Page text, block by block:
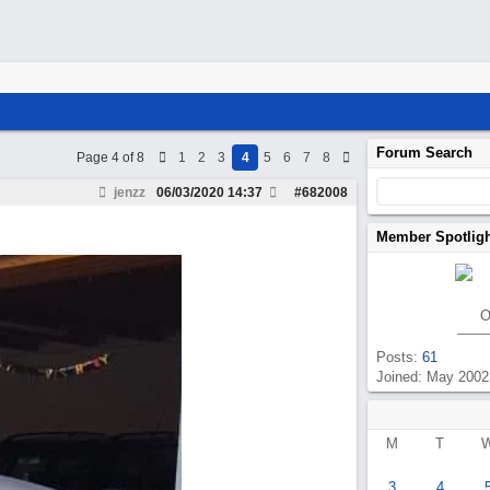
Page 4 of 8 1 2 3 4 5 6 7 8
jenzz #682008
06/03/2020 14:37
Forum Search
Member
Posts: 61
Joined: May 2002
M T